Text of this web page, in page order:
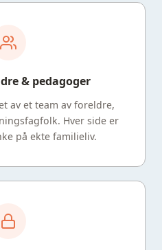
& pedagoger
av et team av foreldre,
Hver side er
på ekte familieliv.